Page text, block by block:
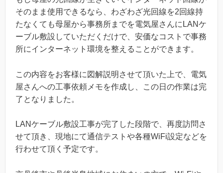
そのまま使用できるなら、わざわざ光回線を2回線持
たなくても母屋から事務所までを電気屋さんにLANケ
ーブル敷設していただくだけで、安価なコストで事務
所にインターネット環境を整えることができます。
この内容をお客様に図解説明させて頂いた上で、電気
屋さんへの工事依頼メモを作成し、この日の作業は完
了となりました。
LANケーブル敷設工事が完了した段階で、再度訪問さ
せて頂き、現地にて通信テストや各種WiFi設定などを
行わせて頂く予定です。